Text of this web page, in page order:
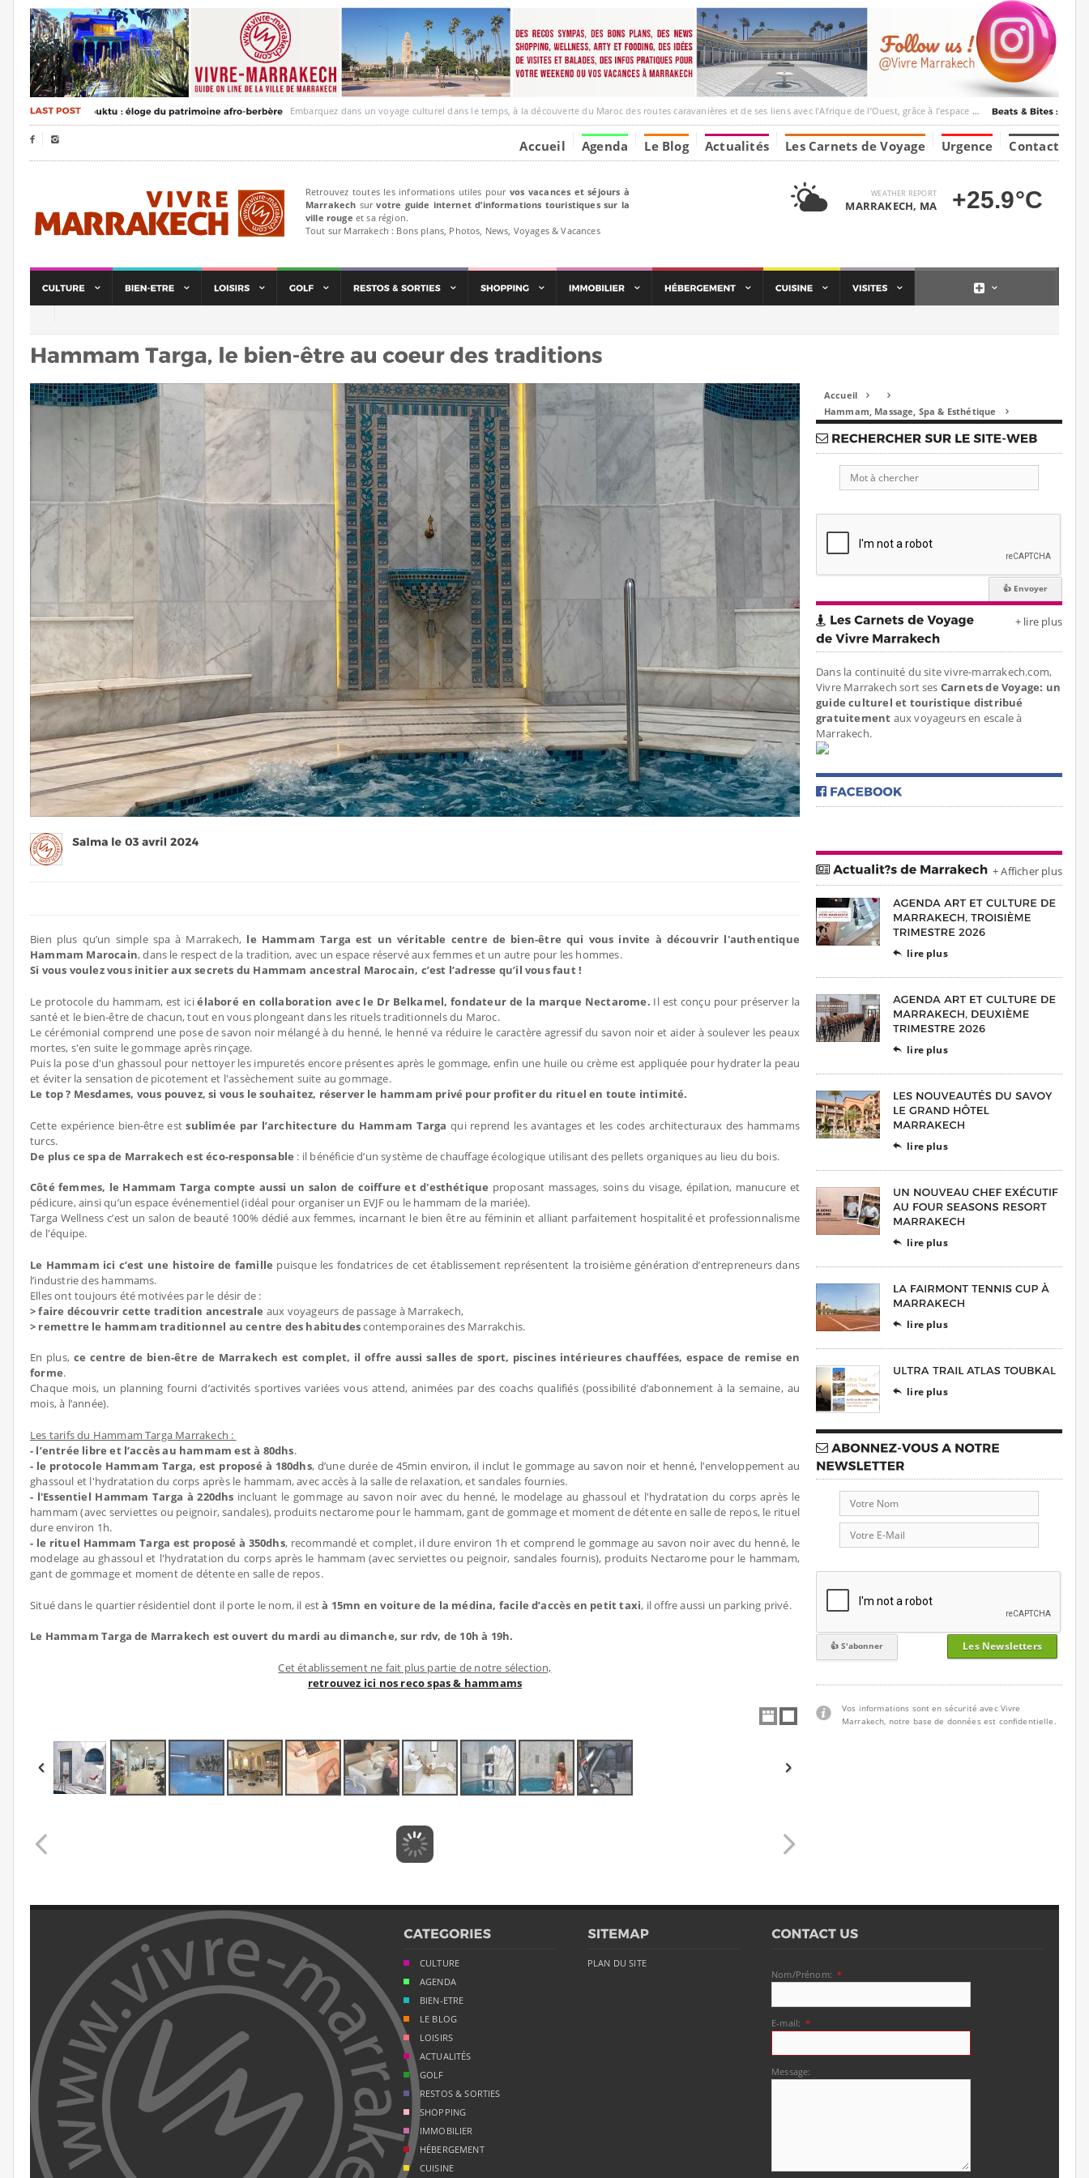
Embarquez dans un voyage culturel dans le temps, à la découverte du Maroc des routes caravanières et de ses liens avec l’Afrique de l’Ouest, grâce à l’espace Marrakesh-Tumbuktu.
  Accueil Agenda Le Blog Actualités Les Carnets de Voyage Urgence Contact
Retrouvez toutes les informations utiles pour vos vacances et séjours à
Marrakech survotre guide internet d’informations touristiques sur la
ville rouge et sa région.
Tout sur Marrakech : Bons plans, Photos, News, Voyages & Vacances
WEATHER REPORT
MARRAKECH, MA +25.9°C
Bien plus qu’un simple spa à Marrakech, le Hammam Targa est un véritable centre de bien-être qui vous invite à découvrir l'authentique
Hammam Marocain, dans le respect de la tradition, avec un espace réservé aux femmes et un autre pour les hommes.
Si vous voulez vous initier aux secrets du Hammam ancestral Marocain, c’est l’adresse qu’il vous faut !
Le protocole du hammam, est iciélaboré en collaboration avec le Dr Belkamel, fondateur de la marque Nectarome. Il est conçu pour préserver la
santé et le bien-être de chacun, tout en vous plongeant dans les rituels traditionnels du Maroc.
Le cérémonial comprend une pose de savon noir mélangé à du henné, le henné va réduire le caractère agressif du savon noir et aider à soulever les peaux
mortes, s'en suite le gommage après rinçage.
Puis la pose d'un ghassoul pour nettoyer les impuretés encore présentes après le gommage, enfin une huile ou crème est appliquée pour hydrater la peau
et éviter la sensation de picotement et l'assèchement suite au gommage.
Le top ? Mesdames, vous pouvez, si vous le souhaitez, réserver le hammam privé pour profiter du rituel en toute intimité.
Cette expérience bien-être estsublimée par l’architecture du Hammam Targa qui reprend les avantages et les codes architecturaux des hammams
turcs.
De plus ce spa de Marrakech est éco-responsable : il bénéficie d’un système de chauffage écologique utilisant des pellets organiques au lieu du bois.
Côté femmes, le Hammam Targa compte aussi un salon de coiffure et d'esthétique proposant massages, soins du visage, épilation, manucure et
pédicure, ainsi qu’un espace événementiel (idéal pour organiser un EVJF ou le hammam de la mariée).
Targa Wellness c’est un salon de beauté 100% dédié aux femmes, incarnant le bien être au féminin et alliant parfaitement hospitalité et professionnalisme
de l'équipe.
Le Hammam ici c’est une histoire de famille puisque les fondatrices de cet établissement représentent la troisième génération d’entrepreneurs dans
l’industrie des hammams.
Elles ont toujours été motivées par le désir de :
> faire découvrir cette tradition ancestrale aux voyageurs de passage à Marrakech,
> remettre le hammam traditionnel au centre des habitudescontemporaines des Marrakchis.
En plus, ce centre de bien-être de Marrakech est complet, il offre aussi salles de sport, piscines intérieures chauffées, espace de remise en
forme.
Chaque mois, un planning fourni d’activités sportives variées vous attend, animées par des coachs qualifiés (possibilité d’abonnement à la semaine, au
mois, à l’année).
Les tarifs du Hammam Targa Marrakech :
- l’entrée libre et l’accès au hammam est à 80dhs.
- le protocole Hammam Targa, est proposé à 180dhs, d’une durée de 45min environ, il inclut le gommage au savon noir et henné, l'enveloppement au
ghassoul et l'hydratation du corps après le hammam, avec accès à la salle de relaxation, et sandales fournies.
- l'Essentiel Hammam Targa à 220dhs incluant le gommage au savon noir avec du henné, le modelage au ghassoul et l'hydratation du corps après le
hammam (avec serviettes ou peignoir, sandales), produits nectarome pour le hammam, gant de gommage et moment de détente en salle de repos, le rituel
dure environ 1h.
- le rituel Hammam Targa est proposé à 350dhs, recommandé et complet, il dure environ 1h et comprend le gommage au savon noir avec du henné, le
modelage au ghassoul et l'hydratation du corps après le hammam (avec serviettes ou peignoir, sandales fournis), produits Nectarome pour le hammam,
gant de gommage et moment de détente en salle de repos.
Situé dans le quartier résidentiel dont il porte le nom, il està 15mn en voiture de la médina, facile d’accès en petit taxi, il offre aussi un parking privé.
Le Hammam Targa de Marrakech est ouvert du mardi au dimanche, sur rdv, de 10h à 19h.
Cet établissement ne fait plus partie de notre sélection,
retrouvez ici nos reco spas & hammams
Accueil  
Hammam, Massage, Spa & Esthétique 
+ lire plus
Dans la continuité du site vivre-marrakech.com,
Vivre Marrakech sort ses Carnets de Voyage: un
guide culturel et touristique distribué
gratuitement aux voyageurs en escale à
Marrakech.
+ Afficher plus
 lire plus
 lire plus
 lire plus
 lire plus
 lire plus
 lire plus
Les Newsletters
Vos informations sont en sécurité avec Vivre
Marrakech, notre base de données est confidentielle.
CULTURE
AGENDA
BIEN-ETRE
LE BLOG
LOISIRS
ACTUALITÉS
GOLF
RESTOS & SORTIES
SHOPPING
IMMOBILIER
HÉBERGEMENT
CUISINE
PLAN DU SITE
Nom/Prénom: *
E-mail: *
Message: